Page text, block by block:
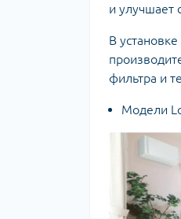
и улучшает
В
фильтра и
Модели